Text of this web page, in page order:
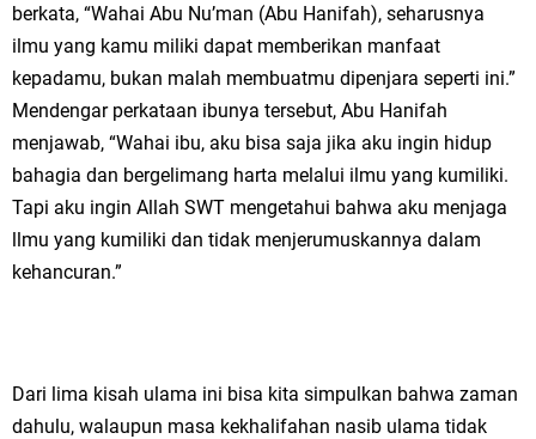
berkata, “Wahai Abu Nu’man (Abu Hanifah), seharusnya
ilmu yang kamu miliki dapat memberikan manfaat
kepadamu, bukan malah membuatmu dipenjara seperti ini.”
Mendengar perkataan ibunya tersebut, Abu Hanifah
menjawab, “Wahai ibu, aku bisa saja jika aku ingin hidup
bahagia dan bergelimang harta melalui ilmu yang kumiliki.
Tapi aku ingin Allah SWT mengetahui bahwa aku menjaga
llmu yang kumiliki dan tidak menjerumuskannya dalam
kehancuran.”
Dari lima kisah ulama ini bisa kita simpulkan bahwa zaman
dahulu, walaupun masa kekhalifahan nasib ulama tidak